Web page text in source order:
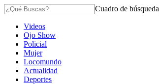
Cuadro de búsqueda
Videos
Ojo Show
Policial
Mujer
Locomundo
Actualidad
Deportes